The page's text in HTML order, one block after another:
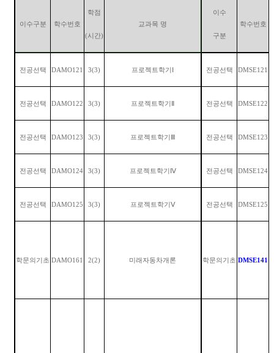
이수구분 학수번호
학점
(시간)
교과목 명
이수
구분
학수번호
전공선택 DAMO121 3(3) 프로젝트학기 전공선택 DMSE121
전공선택 DAMO122 3(3) 프로젝트학기 전공선택 DMSE122
전공선택 DAMO123 3(3) 프로젝트학기 전공선택 DMSE123
전공선택 DAMO124 3(3) 프로젝트학기 Ⅳ 전공선택 DMSE124
전공선택 DAMO125 3(3) 프로젝트학기 Ⅴ 전공선택 DMSE125
학문의기초 DAMO161 2(2) 미래자동차개론 학문의기초 DMSE141